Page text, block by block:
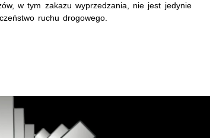
w tym zakazu wyprzedzania, nie jest jedynie
ruchu drogowego.